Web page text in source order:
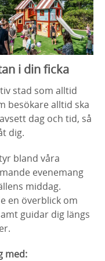
i din ficka
stad som alltid
besökare alltid ska
dag och tid, så
dig.
bland våra
evenemang
middag.
en överblick om
guidar dig längs
med: